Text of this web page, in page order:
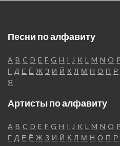
Песни по алфавиту
A B C D E F G H I J K L M N O P
Г Д Е Ё Ж З И Й К Л М Н О П Р
Я
Артисты по алфавиту
A B C D E F G H I J K L M N O P
Г Д Е Ё Ж З И Й К Л М Н О П Р